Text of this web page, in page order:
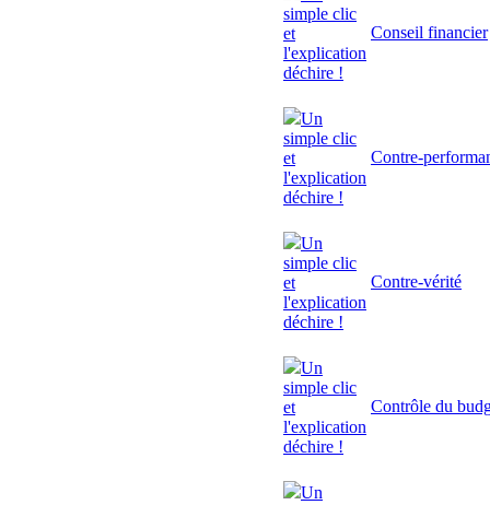
simple clic
et
l'explication
déchire !
Conseil financier
Un
simple clic
et
l'explication
déchire !
Contre-
Un
simple clic
et
l'explication
déchire !
Contre-vérité
Un
simple clic
et
l'explication
déchire !
Contrôle du
Un